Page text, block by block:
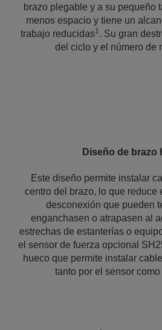
brazo plegable y a su pequeño
menos espacio y tiene un
trabajo reducidas1. Su gran
del ciclo y el número de
Diseño de brazo
Este diseño permite instalar
centro del brazo, lo que reduce
desconexión que pueden
enganchasen o atrapasen al
estrechas de estanterías o
el sensor de fuerza opcional
hueco que permite instalar
tanto por el sensor